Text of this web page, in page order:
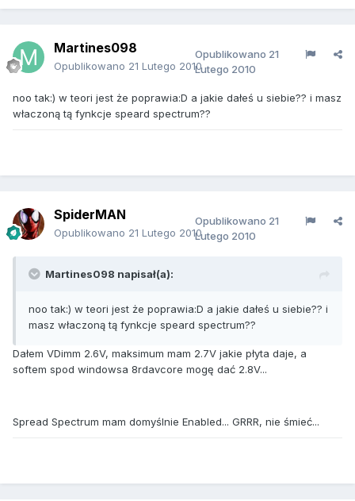
Martines098
Opublikowano 21 Lutego 2010
Opublikowano 21
Lutego 2010
noo tak:) w teori jest że poprawia:D a jakie dałeś u siebie?? i masz
właczoną tą fynkcje speard spectrum??
SpiderMAN
Opublikowano 21 Lutego 2010
Opublikowano 21
Lutego 2010
Martines098 napisał(a):
noo tak:) w teori jest że poprawia:D a jakie dałeś u siebie?? i
masz właczoną tą fynkcje speard spectrum??
Dałem VDimm 2.6V, maksimum mam 2.7V jakie płyta daje, a
softem spod windowsa 8rdavcore mogę dać 2.8V...
Spread Spectrum mam domyślnie Enabled... GRRR, nie śmieć...